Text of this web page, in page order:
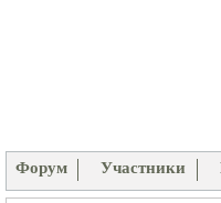
Форум Участники